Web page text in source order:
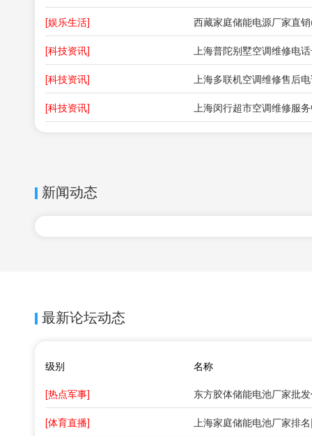
[娱乐生活]
[科技资讯] 上海普陀别墅空调维修电
[科技资讯]
[科技资讯]
新闻动态
最新论坛动态
级别
名称
[热点军事]
[体育直播]